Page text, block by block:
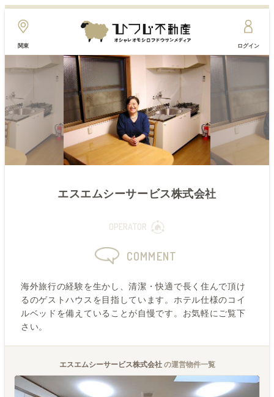
関東 ログイン
エスエムシーサービス株式会社
OPERATOR
COMMENT
海外旅行の経験を生かし、清潔・快適で長く住んで頂け
るのゲストハウスを目指しています。ホテル仕様のコイ
ルベッドを備えていることが自慢です。お気軽にご覧下
さい。
エスエムシーサービス株式会社の運営物件一覧